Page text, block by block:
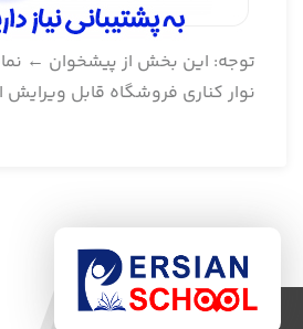
توجه: این بخش از پیشخوان ←
نوار کناری فروشگاه قابل